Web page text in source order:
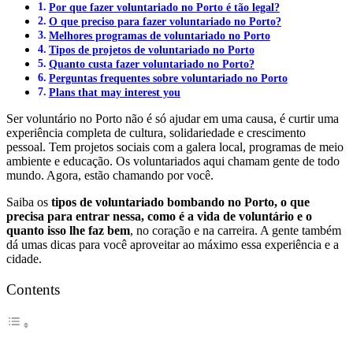
Por que fazer voluntariado no Porto é tão legal?
O que preciso para fazer voluntariado no Porto?
Melhores programas de voluntariado no Porto
Tipos de projetos de voluntariado no Porto
Quanto custa fazer voluntariado no Porto?
Perguntas frequentes sobre voluntariado no Porto
Plans that may interest you
Ser voluntário no Porto não é só ajudar em uma causa, é curtir uma
experiência completa de cultura, solidariedade e crescimento
pessoal. Tem projetos sociais com a galera local, programas de meio
ambiente e educação. Os voluntariados aqui chamam gente de todo
mundo. Agora, estão chamando por você.
Saiba os tipos de voluntariado bombando no Porto, o que
precisa para entrar nessa, como é a vida de voluntário e o
quanto isso lhe faz bem, no coração e na carreira. A gente também
dá umas dicas para você aproveitar ao máximo essa experiência e a
cidade.
Contents